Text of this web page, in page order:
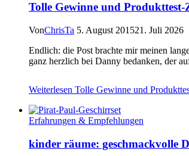
Tolle Gewinne und Produkttest-
VonChrisTa 5. August 201521. Juli 2026
Endlich: die Post brachte mir meinen
ganz herzlich bei Danny bedanken, der
Weiterlesen Tolle Gewinne und
Erfahrungen & Empfehlungen
kinder räume: geschmackvolle